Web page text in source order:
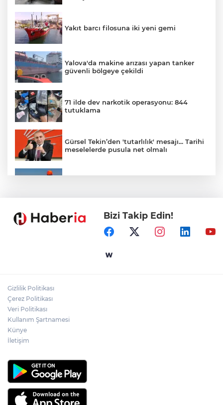
Yakıt barcı filosuna iki yeni gemi
Yalova'da makine arızası yapan tanker
güvenli bölgeye çekildi
71 ilde dev narkotik operasyonu: 844
tutuklama
Gürsel Tekin’den 'tutarlılık' mesajı... Tarihi
meselelerde pusula net olmalı
Samsun’da Alaçam'a yeni yaşam alanı
Yapay zekada onlarca uygulamanın
Bizi Takip Edin!
Gizlilik Politikası
Çerez Politikası
Veri Politikası
Kullanım Şartnamesi
Künye
İletişim